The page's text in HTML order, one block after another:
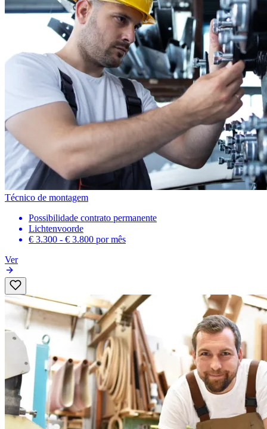
Técnico de montagem
Possibilidade contrato permanente
Lichtenvoorde
€ 3.300 - € 3.800 por mês
Ver